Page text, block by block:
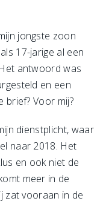
jongste zoon
17-jarige al een
antwoord was
en een
brief? Voor mij?
dienstplicht, waar
naar 2018. Het
en ook niet de
meer in de
zat vooraan in de